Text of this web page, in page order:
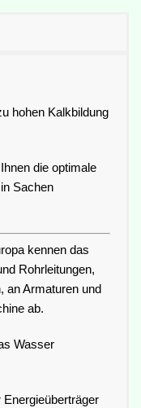
hohen Kalkbildung
die optimale
Sachen
kennen das
Rohrleitungen,
an Armaturen und
ab.
Wasser